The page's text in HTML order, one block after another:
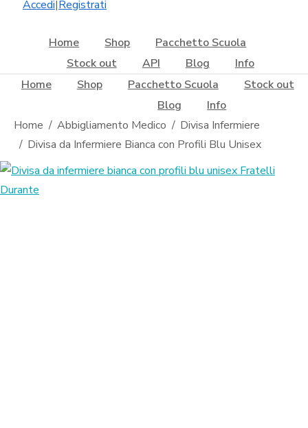
Accedi|Registrati
Home Shop
Pacchetto Scuola
Stock out
API Blog
Info
Home
Shop Pacchetto Scuola
Stock out
Blog
Info
Tu sei qui:
Home Abbigliamento Medico
Divisa Infermiere
Divisa da Infermiere Bianca con Profili Blu Unisex